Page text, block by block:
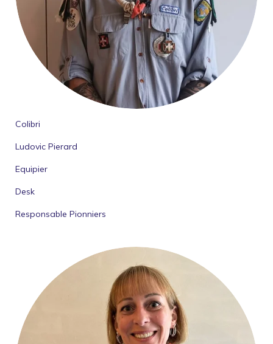
Colibri
Ludovic Pierard
Equipier
Desk
Responsable Pionniers